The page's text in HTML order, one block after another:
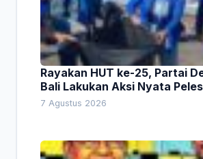
Rayakan HUT ke-25, Partai
Bali Lakukan Aksi Nyata
Lingkungan
7 Agustus 2026